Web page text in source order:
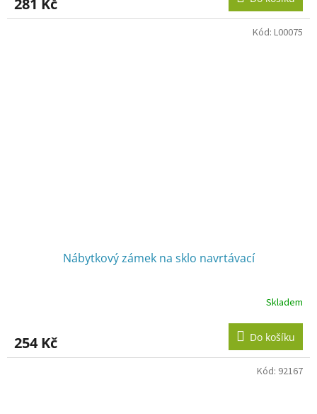
Nábytkový zámek na sklo navrtávací
je
5,0
Skladem
254 Kč Do košíku
Kód: L00075
Kód: 92167